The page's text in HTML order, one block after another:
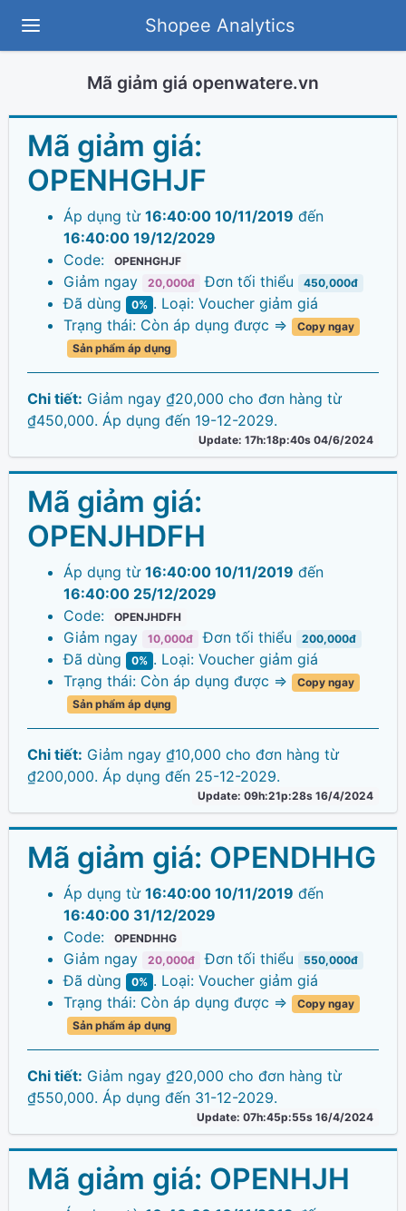
Shopee Analytics
Mã giảm giá openwatere.vn
Mã giảm giá:
OPENHGHJF
Áp dụng từ 16:40:00 10/11/2019 đến
16:40:00 19/12/2029
Code:
OPENHGHJF
Giảm ngay 20,000đ Đơn tối thiểu 450,000đ
Đã dùng 0% . Loại: Voucher giảm giá
Trạng thái: Còn áp dụng được =>
Copy ngay
Sản phẩm áp dụng
Chi tiết: Giảm ngay ₫20,000 cho đơn hàng từ
₫450,000. Áp dụng đến 19-12-2029.
Update: 17h:18p:40s 04/6/2024
Mã giảm giá:
OPENJHDFH
Áp dụng từ 16:40:00 10/11/2019 đến
16:40:00 25/12/2029
Code:
OPENJHDFH
Giảm ngay 10,000đ Đơn tối thiểu 200,000đ
Đã dùng 0% . Loại: Voucher giảm giá
Trạng thái: Còn áp dụng được =>
Copy ngay
Sản phẩm áp dụng
Chi tiết: Giảm ngay ₫10,000 cho đơn hàng từ
₫200,000. Áp dụng đến 25-12-2029.
Update: 09h:21p:28s 16/4/2024
Mã giảm giá: OPENDHHG
Áp dụng từ 16:40:00 10/11/2019 đến
16:40:00 31/12/2029
Code:
OPENDHHG
Giảm ngay 20,000đ Đơn tối thiểu 550,000đ
Đã dùng 0% . Loại: Voucher giảm giá
Trạng thái: Còn áp dụng được =>
Copy ngay
Sản phẩm áp dụng
Chi tiết: Giảm ngay ₫20,000 cho đơn hàng từ
₫550,000. Áp dụng đến 31-12-2029.
Update: 07h:45p:55s 16/4/2024
Mã giảm giá: OPENHJH